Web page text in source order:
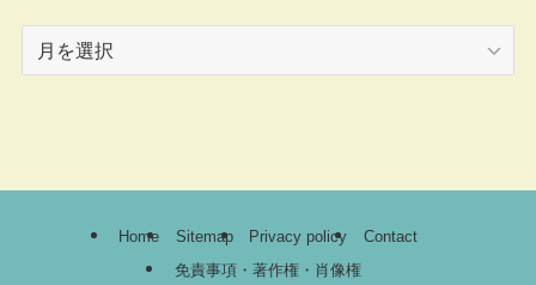
Home Sitemap Privacy policy
Contact
免責事項・著作権・肖像権